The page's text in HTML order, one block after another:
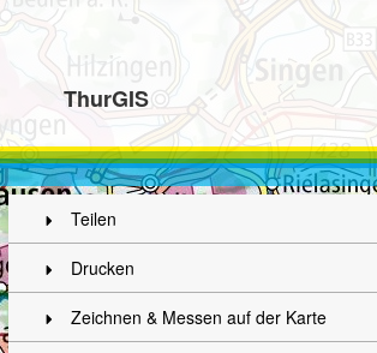
ThurGIS
Teilen
Drucken
Zeichnen & Messen auf der Karte